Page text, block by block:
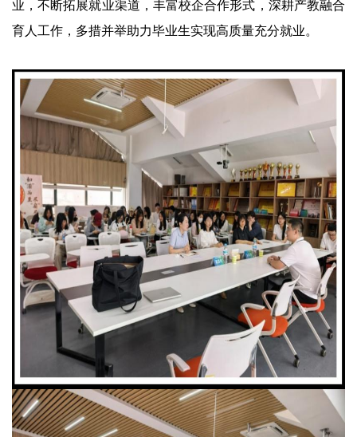
业，不断拓展就业渠道，丰富校企合作形式，深耕产教融合
育人工作，多措并举助力毕业生实现高质量充分就业。